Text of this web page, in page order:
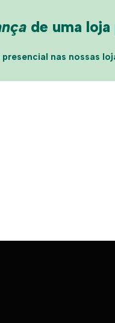
de uma
presencial nas nossas